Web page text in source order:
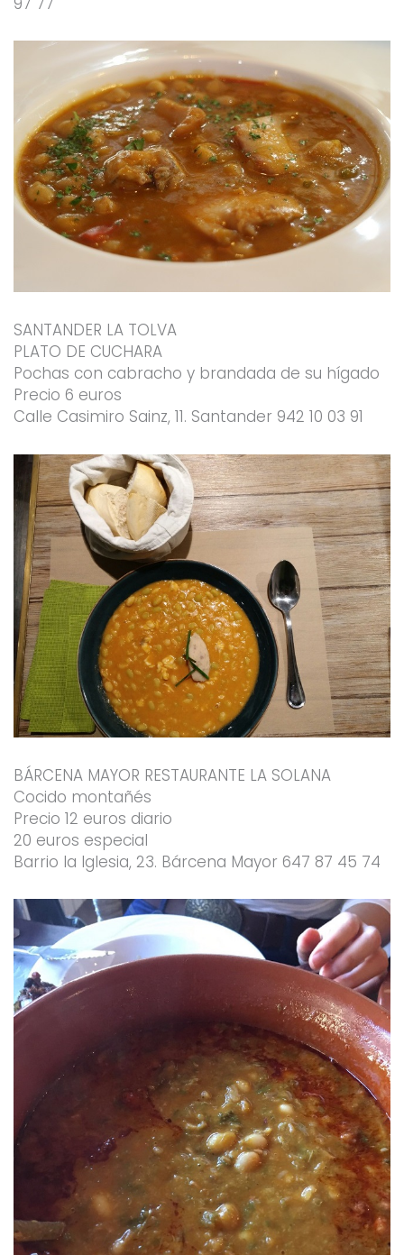
SANTANDER LA TOLVA
PLATO DE CUCHARA
Pochas con cabracho y brandada de su hígado
Precio 6 euros
Calle Casimiro Sainz, 11. Santander 942 10 03 91
BÁRCENA MAYOR RESTAURANTE LA SOLANA
Cocido montañés
Precio 12 euros diario
20 euros especial
Barrio la Iglesia, 23. Bárcena Mayor 647 87 45 74